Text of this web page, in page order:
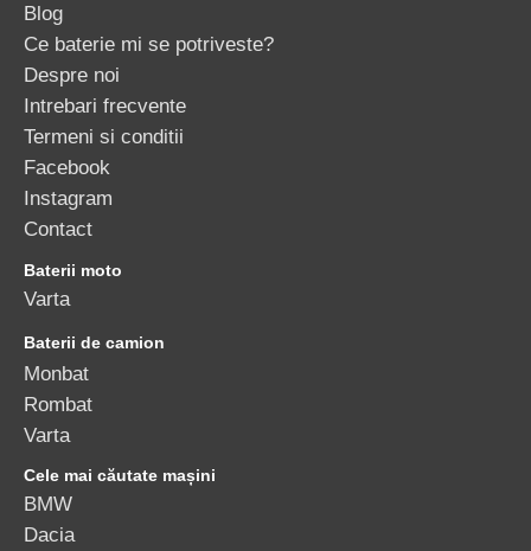
Blog
Ce baterie mi se potriveste?
Despre noi
Intrebari frecvente
Termeni si conditii
Facebook
Instagram
Contact
Baterii moto
Varta
Baterii de camion
Monbat
Rombat
Varta
Cele mai căutate mașini
BMW
Dacia